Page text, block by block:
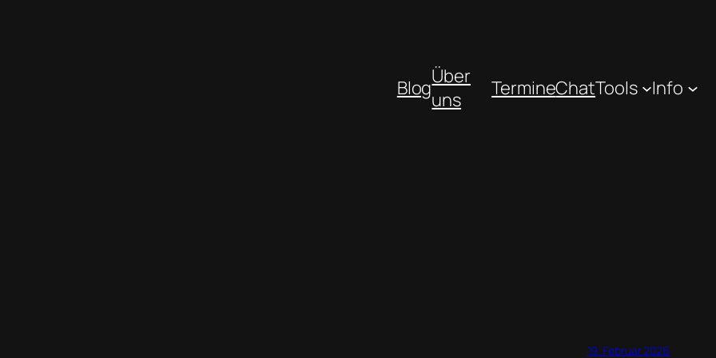
BlogÜber
uns
TermineChatTools Info
19. Februar 2026